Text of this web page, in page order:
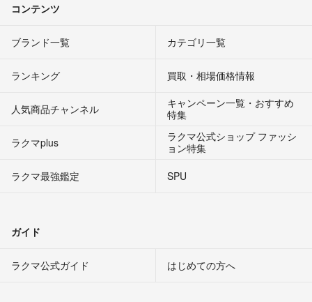
コンテンツ
ブランド一覧 カテゴリ一覧
ランキング 買取・相場価格情報
人気商品チャンネル
キャンペーン一覧・おすすめ
特集
ラクマplus
ラクマ公式ショップ ファッシ
ョン特集
ラクマ最強鑑定
SPU
ガイド
ラクマ公式ガイド はじめての方へ